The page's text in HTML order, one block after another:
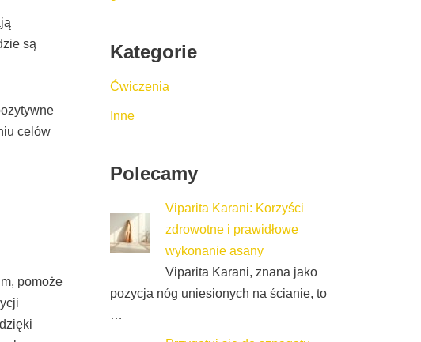
są
celów
pomoże
Kategorie
Ćwiczenia
Inne
Polecamy
Viparita Karani: Korzyści
zdrowotne i prawidłowe
wykonanie asany
Viparita Karani, znana jako
pozycja nóg uniesionych na ścianie, to
…